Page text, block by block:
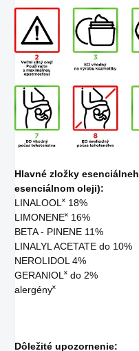
Hlavné zložky
esenciálnom oleji):
LINALOOL˟ 18%
LIMONENE˟ 16%
BETA - PINENE 11%
LINALYL ACETATE do 10%
NEROLIDOL 4%
GERANIOL˟ do 2%
alergény˟
Dôležité upozornenie: